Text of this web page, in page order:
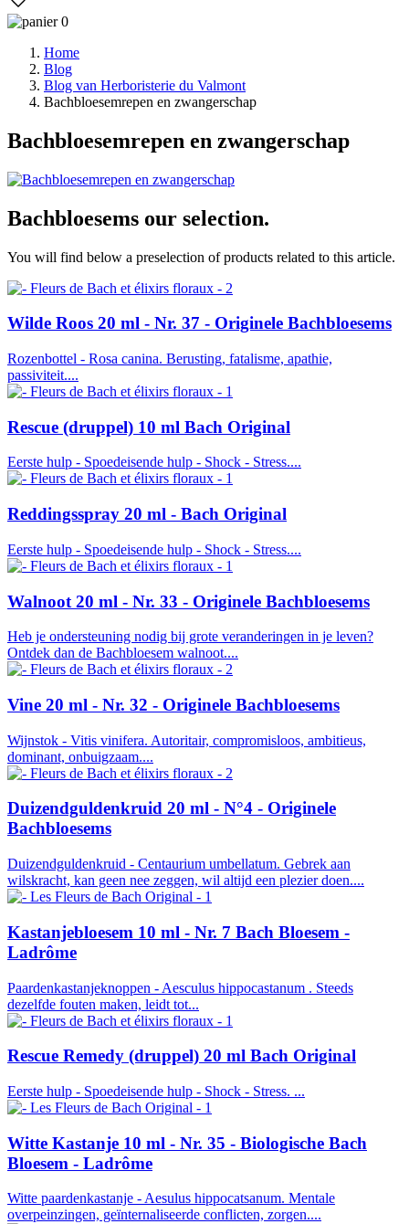
0
Home
Blog
Blog van Herboristerie du Valmont
Bachbloesemrepen en zwangerschap
Bachbloesemrepen en zwangerschap
Bachbloesems our selection.
You will find below a preselection of products related to this article.
Wilde Roos 20 ml - Nr. 37 - Originele Bachbloesems
Rozenbottel - Rosa canina. Berusting, fatalisme, apathie,
passiviteit....
Rescue (druppel) 10 ml Bach Original
Eerste hulp - Spoedeisende hulp - Shock - Stress....
Reddingsspray 20 ml - Bach Original
Eerste hulp - Spoedeisende hulp - Shock - Stress....
Walnoot 20 ml - Nr. 33 - Originele Bachbloesems
Heb je ondersteuning nodig bij grote veranderingen in je leven?
Ontdek dan de Bachbloesem walnoot....
Vine 20 ml - Nr. 32 - Originele Bachbloesems
Wijnstok - Vitis vinifera. Autoritair, compromisloos, ambitieus,
dominant, onbuigzaam....
Duizendguldenkruid 20 ml - N°4 - Originele
Bachbloesems
Duizendguldenkruid - Centaurium umbellatum. Gebrek aan
wilskracht, kan geen nee zeggen, wil altijd een plezier doen....
Kastanjebloesem 10 ml - Nr. 7 Bach Bloesem -
Ladrôme
Paardenkastanjeknoppen - Aesculus hippocastanum . Steeds
dezelfde fouten maken, leidt tot...
Rescue Remedy (druppel) 20 ml Bach Original
Eerste hulp - Spoedeisende hulp - Shock - Stress. ...
Witte Kastanje 10 ml - Nr. 35 - Biologische Bach
Bloesem - Ladrôme
Witte paardenkastanje - Aesulus hippocatsanum. Mentale
overpeinzingen, geïnternaliseerde conflicten, zorgen....